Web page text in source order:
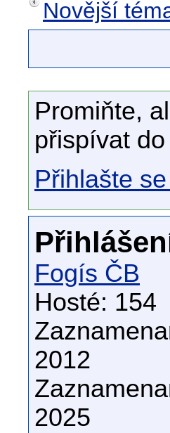
Novější
Promiňte,
přispívat
Přihlašte
Fogís ČB
Hosté: 154
2012
2025